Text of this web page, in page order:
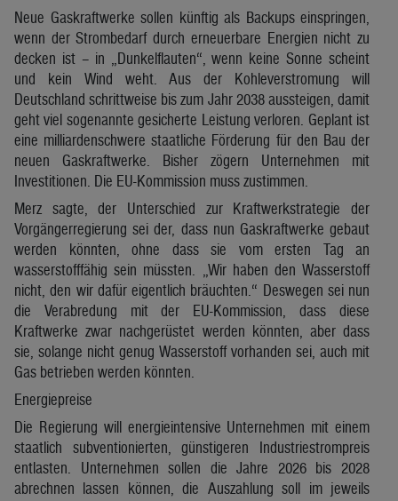
Neue Gaskraftwerke sollen künftig als Backups einspringen,
wenn der Strombedarf durch erneuerbare Energien nicht zu
decken ist – in „Dunkelflauten“, wenn keine Sonne scheint
und kein Wind weht. Aus der Kohleverstromung will
Deutschland schrittweise bis zum Jahr 2038 aussteigen, damit
geht viel sogenannte gesicherte Leistung verloren. Geplant ist
eine milliardenschwere staatliche Förderung für den Bau der
neuen Gaskraftwerke. Bisher zögern Unternehmen mit
Investitionen. Die EU-Kommission muss zustimmen.
Merz sagte, der Unterschied zur Kraftwerkstrategie der
Vorgängerregierung sei der, dass nun Gaskraftwerke gebaut
werden könnten, ohne dass sie vom ersten Tag an
wasserstofffähig sein müssten. „Wir haben den Wasserstoff
nicht, den wir dafür eigentlich bräuchten.“ Deswegen sei nun
die Verabredung mit der EU-Kommission, dass diese
Kraftwerke zwar nachgerüstet werden könnten, aber dass
sie, solange nicht genug Wasserstoff vorhanden sei, auch mit
Gas betrieben werden könnten.
Energiepreise
Die Regierung will energieintensive Unternehmen mit einem
staatlich subventionierten, günstigeren Industriestrompreis
entlasten. Unternehmen sollen die Jahre 2026 bis 2028
abrechnen lassen können, die Auszahlung soll im jeweils